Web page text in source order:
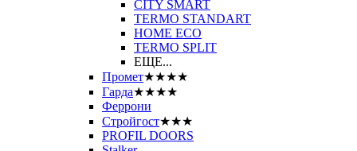
CITY SMART
TERMO STANDART
HOME ECO
ТЕRМО SPLIT
ЕЩЕ...
Промет★★★★
Гарда★★★★
Феррони
Стройгост★★★
PROFIL DOORS